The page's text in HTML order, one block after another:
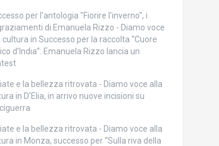
per l'antologia "Fiorire l'inverno", i
di Emanuela Rizzo - Diamo voce
cultura in Successo per la raccolta “Cuore
d’India”: Emanuela Rizzo lancia un
e la bellezza ritrovata - Diamo voce alla
in D’Elia, in arrivo nuove incisioni su
e la bellezza ritrovata - Diamo voce alla
in Monza, successo per “Sulla riva della